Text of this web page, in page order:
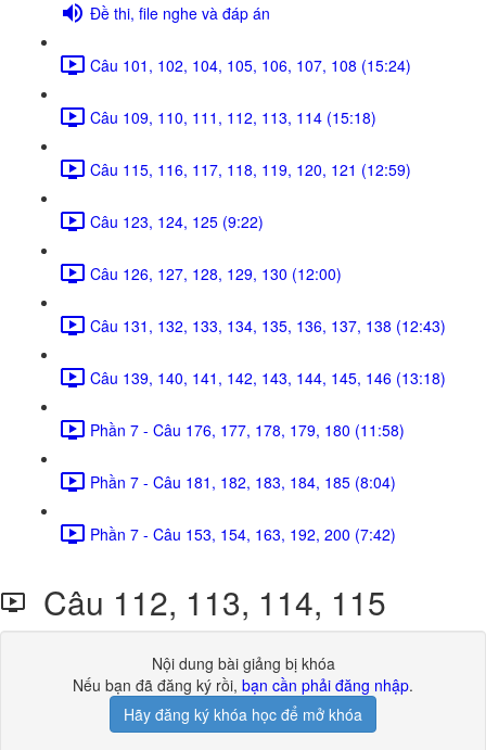
Đề thi, file nghe và đáp án
Câu 101, 102, 104, 105, 106, 107, 108 (15:24)
Câu 109, 110, 111, 112, 113, 114 (15:18)
Câu 115, 116, 117, 118, 119, 120, 121 (12:59)
Câu 123, 124, 125 (9:22)
Câu 126, 127, 128, 129, 130 (12:00)
Câu 131, 132, 133, 134, 135, 136, 137, 138 (12:43)
Câu 139, 140, 141, 142, 143, 144, 145, 146 (13:18)
Phần 7 - Câu 176, 177, 178, 179, 180 (11:58)
Phần 7 - Câu 181, 182, 183, 184, 185 (8:04)
Phần 7 - Câu 153, 154, 163, 192, 200 (7:42)
Câu 112, 113, 114, 115
Nội dung bài giảng bị khóa
Nếu bạn đã đăng ký rồi, bạn cần phải đăng nhập.
Hãy đăng ký khóa học để mở khóa